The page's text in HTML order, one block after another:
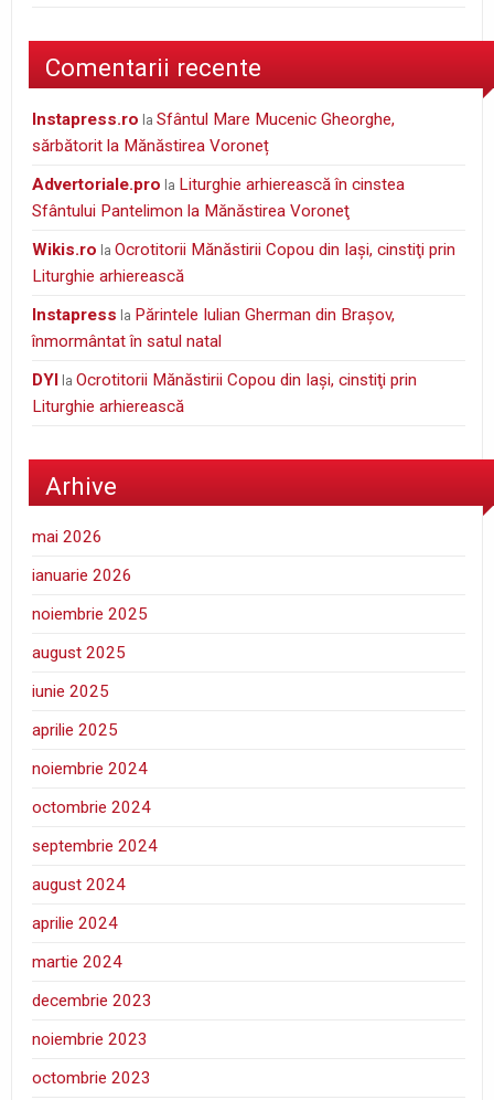
Comentarii recente
instapress.ro laSfântul Mare Mucenic Gheorghe,
sărbătorit la Mănăstirea Voroneț
Advertoriale.pro la Liturghie arhierească în cinstea
Sfântului Pantelimon la Mănăstirea Voroneţ
wikis.ro laOcrotitorii Mănăstirii Copou din Iaşi, cinstiţi prin
Liturghie arhierească
Instapress la Părintele Iulian Gherman din Braşov,
înmormântat în satul natal
DYI laOcrotitorii Mănăstirii Copou din Iaşi, cinstiţi prin
Liturghie arhierească
Arhive
mai 2026
ianuarie 2026
noiembrie 2025
august 2025
iunie 2025
aprilie 2025
noiembrie 2024
octombrie 2024
septembrie 2024
august 2024
aprilie 2024
martie 2024
decembrie 2023
noiembrie 2023
octombrie 2023